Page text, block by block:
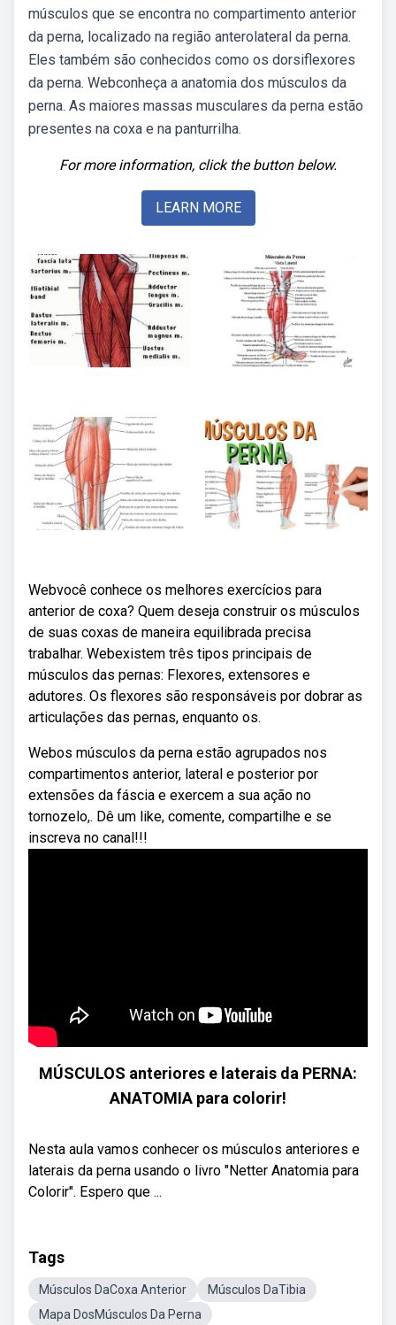
músculos que se encontra no compartimento anterior
da perna, localizado na região anterolateral da perna.
Eles também são conhecidos como os dorsiflexores
da perna. Webconheça a anatomia dos músculos da
perna. As maiores massas musculares da perna estão
presentes na coxa e na panturrilha.
For more information, click the button below.
LEARN MORE
Webvocê conhece os melhores exercícios para
anterior de coxa? Quem deseja construir os músculos
de suas coxas de maneira equilibrada precisa
trabalhar. Webexistem três tipos principais de
músculos das pernas: Flexores, extensores e
adutores. Os flexores são responsáveis por dobrar as
articulações das pernas, enquanto os.
Webos músculos da perna estão agrupados nos
compartimentos anterior, lateral e posterior por
extensões da fáscia e exercem a sua ação no
tornozelo,. Dê um like, comente, compartilhe e se
inscreva no canal!!!
MÚSCULOS anteriores e laterais da PERNA:
ANATOMIA para colorir!
Nesta aula vamos conhecer os músculos anteriores e
laterais da perna usando o livro "Netter Anatomia para
Colorir". Espero que ...
Tags
Músculos DaCoxa Anterior
Músculos DaTibia
Mapa DosMúsculos Da Perna